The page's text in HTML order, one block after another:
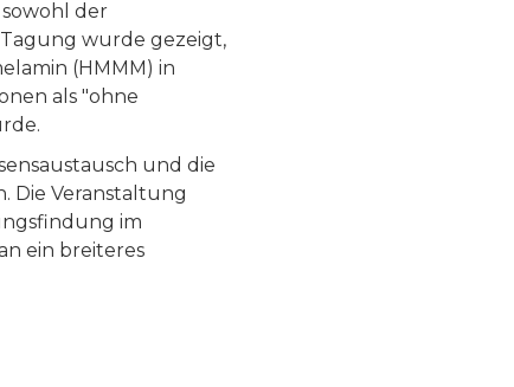
der
wurde gezeigt,
(HMMM) in
als "ohne
und die
Die Veranstaltung
im
ein breiteres